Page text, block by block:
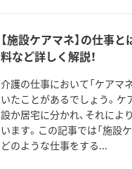
【施設ケアマネ】の仕事
料など詳しく解説！
介護の仕事において「ケアマ
いたことがあるでしょう。ケ
設か居宅に分かれ、それによ
います。この記事では「施設
どのような仕事をする...